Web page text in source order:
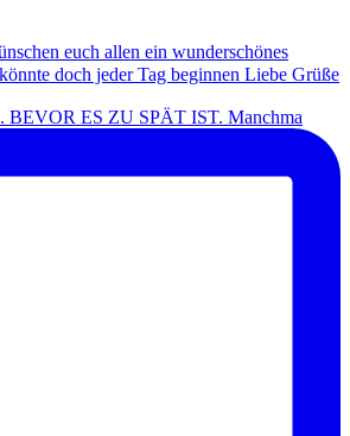
BEVOR ES ZU SPÄT IST. Manchma